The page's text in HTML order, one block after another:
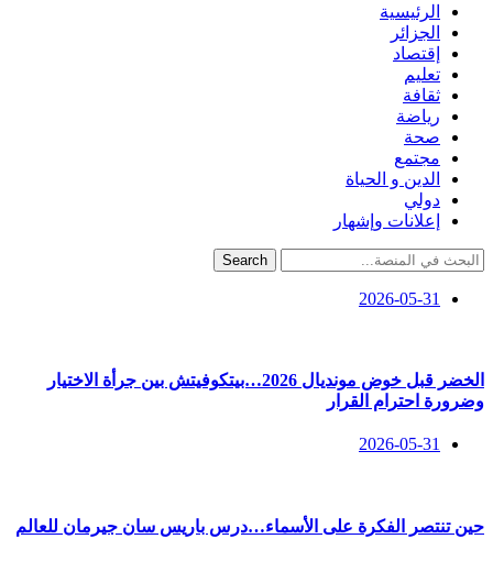
الرئيسية
الجزائر
إقتصاد
تعليم
ثقافة
رياضة
صحة
مجتمع
الدين و الحياة
دولي
إعلانات وإشهار
Search
2026-05-31
الخضر قبل خوض مونديال 2026…بيتكوفيتش بين جرأة الاختيار
وضرورة احترام القرار
2026-05-31
حين تنتصر الفكرة على الأسماء…درس باريس سان جيرمان للعالم